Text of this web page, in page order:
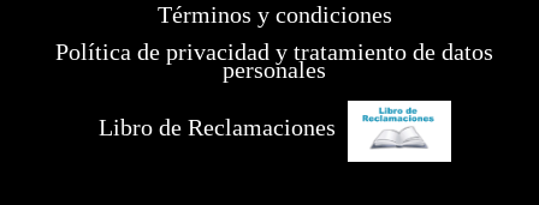
Términos y condiciones
Política de privacidad y tratamiento de datos
personales
Libro de Reclamaciones